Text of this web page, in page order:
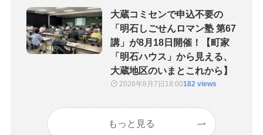
大蔵コミセンで申込不要の
「明石しごせんロマン塾 第67
講」が8月18日開催！【町家
「明石ハウス」から見える、
大蔵地区のいまとこれから】
2026年8月7日 18:00182 views
もっと見る